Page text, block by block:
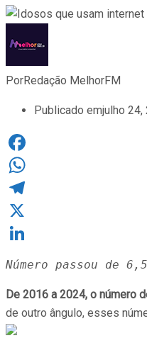
PorRedação MelhorFM
Publicado emjulho 24,
Facebook
WhatsApp
Telegram
X
Número passou de
De 2016 a 2024, o número
de outro ângulo, esses